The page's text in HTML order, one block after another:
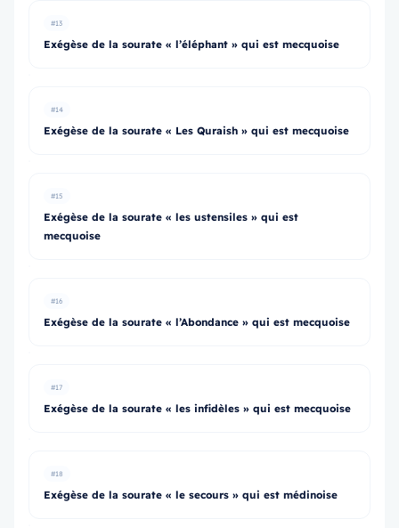
#13
Exégèse de la sourate « l’éléphant » qui est mecquoise
#14
Exégèse de la sourate « Les Quraish » qui est mecquoise
#15
Exégèse de la sourate « les ustensiles » qui est
mecquoise
#16
Exégèse de la sourate « l’Abondance » qui est mecquoise
#17
Exégèse de la sourate « les infidèles » qui est mecquoise
#18
Exégèse de la sourate « le secours » qui est médinoise